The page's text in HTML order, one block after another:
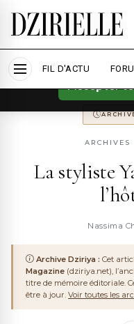
Nous utilisons
votre expérience
Accepter
FIL D'ACTU
CONSERVÉ POUR
ARCHIVES
La styliste
Nassima
Archive Dziriya : Cet
Magazine (dziriya.net),
titre de mémoire éditoriale.
être à jour. Voir toutes les